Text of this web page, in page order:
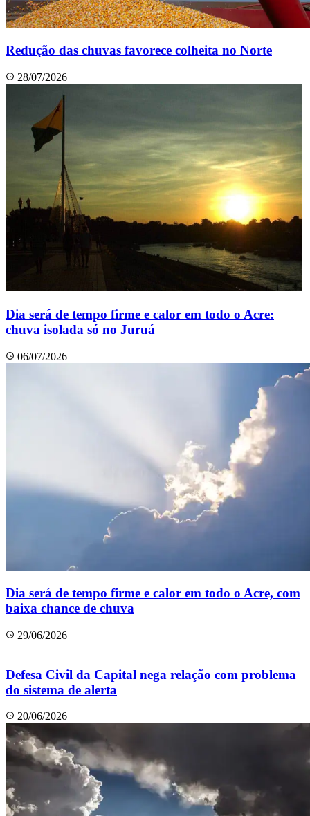
Redução das chuvas favorece colheita no Norte
28/07/2026
Dia será de tempo firme e calor em todo o Acre:
chuva isolada só no Juruá
06/07/2026
Dia será de tempo firme e calor em todo o Acre, com
baixa chance de chuva
29/06/2026
Defesa Civil da Capital nega relação com problema
do sistema de alerta
20/06/2026